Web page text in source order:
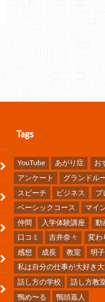
Tags
YouTube あがり症 お
アンケート
グランドル
スピーチ
ビジネス プ
ベーシックコース
マイ
仲間
入学体験講座 動
口コミ
吉井奈々 変わ
感想
成長 教室 明子
私は自分の仕事が大好き
話し方の学校
話し方教
鴨め〜る
鴨頭嘉人